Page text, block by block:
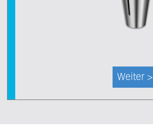
Weiter >